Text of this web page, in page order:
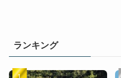
ランキング